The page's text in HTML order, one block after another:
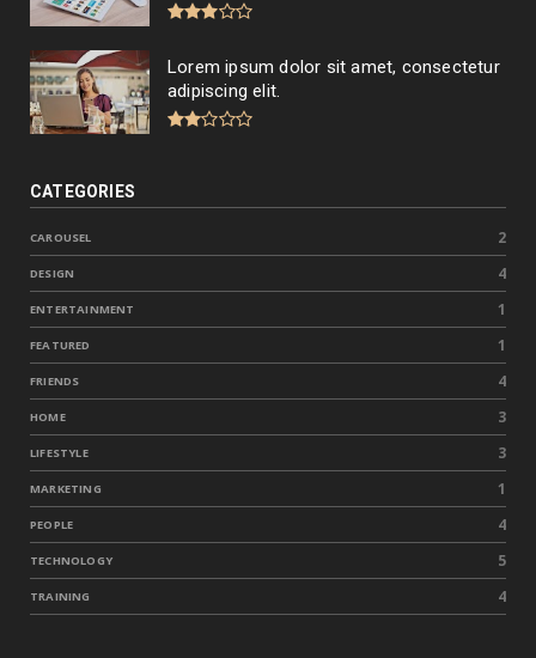
Lorem ipsum dolor sit amet, consectetur
adipiscing elit.
CATEGORIES
CAROUSEL 2
DESIGN 4
ENTERTAINMENT 1
FEATURED 1
FRIENDS 4
HOME 3
LIFESTYLE 3
MARKETING 1
PEOPLE 4
TECHNOLOGY 5
TRAINING 4